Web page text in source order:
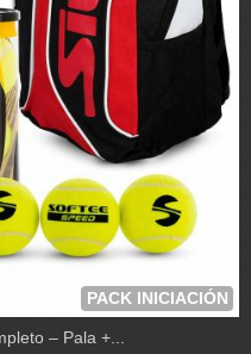
PACK INICIACIÓN
– Pala +...